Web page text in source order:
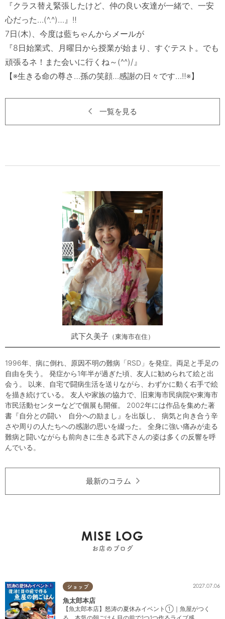
『クラス替え緊張したけど、仲の良い友達が一緒で、一安
心だった…(^.^)…』‼
7日(木)、今度は藍ちゃんからメールが
『8日始業式、月曜日から授業が始まり、すぐテスト。でも
頑張るネ！また会いに行くね～(^^)/』
一覧を見る
武下久美子 東海市在住
1996年、病に倒れ、原因不明の難病「RSD」を発症。両足と手足の
自由を失う。 発症から1年半が過ぎた頃、友人に勧められて絵と出
会う。 以来、自宅で闘病生活を送りながら、わずかに動く右手で絵
を描き続けている。 友人や家族の協力で、旧東海市民病院や東海市
市民活動センターなどで個展も開催。 2002年には作品を集めた著
書『自分との闘い 自分への励まし』を出版し、 病気と向き合う辛
さや周りの人たちへの感謝の思いを綴った。 全身に強い痛みが走る
難病と闘いながらも前向きに生きる武下さんの姿は多くの反響を呼
んでいる。
最新のコラム
MISE LOG
お店のブログ
ショップ 2027.07.06
魚太郎本店
【魚太郎本店】怒涛の夏休みイベント①｜魚屋がつく